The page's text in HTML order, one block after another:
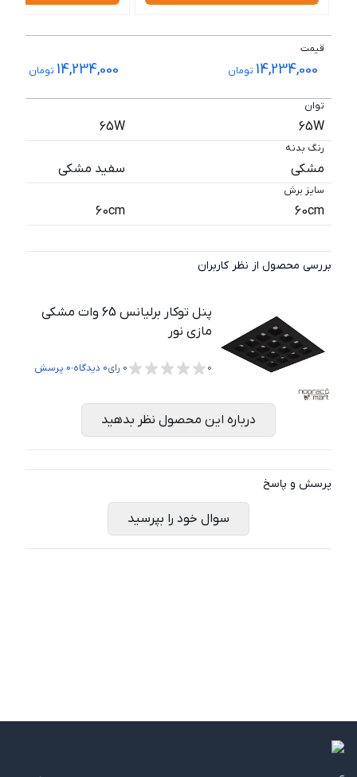
قیمت
14,234,000 تومان 14,234,000 تومان
توان
65W
65W
رنگ بدنه
مشکی سفید مشکی
سایز برش
60cm
60cm
بررسی محصول از نظر کاربران
پنل توکار برلیانس 65 وات مشکی
مازی نور
0
0 رای0 دیدگاه،0 پرسش
درباره این محصول نظر بدهید
پرسش و پاسخ
سوال خود را بپرسید